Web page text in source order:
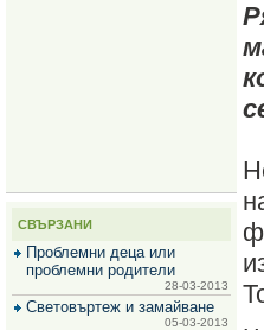
СВЪРЗАНИ
Проблемни деца или
проблемни родители
28-03-2013
Световъртеж и замайване
05-03-2013